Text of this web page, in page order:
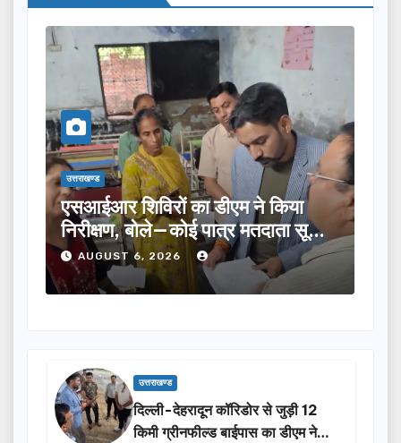
उत्तराखण्ड
एसआईआर शिविरों का डीएम ने किया
निरीक्षण, बोले—कोई पात्र मतदाता सूची
से न छूटे…
AUGUST 6, 2026
तीलू
का
उत्तराखण्ड
दिल्ली-देहरादून कॉरिडोर से जुड़ी 12
किमी ग्रीनफील्ड बाईपास का डीएम ने